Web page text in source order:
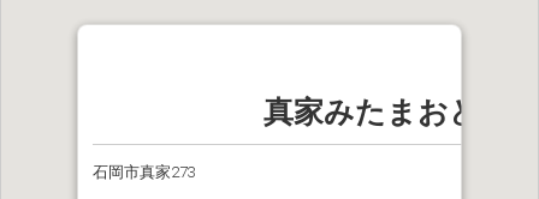
真家みたまおどり
石岡市真家273